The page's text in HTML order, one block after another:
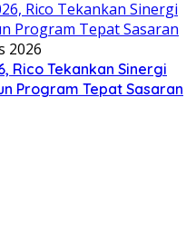
2026
Rico Tekankan Sinergi
Program Tepat Sasaran